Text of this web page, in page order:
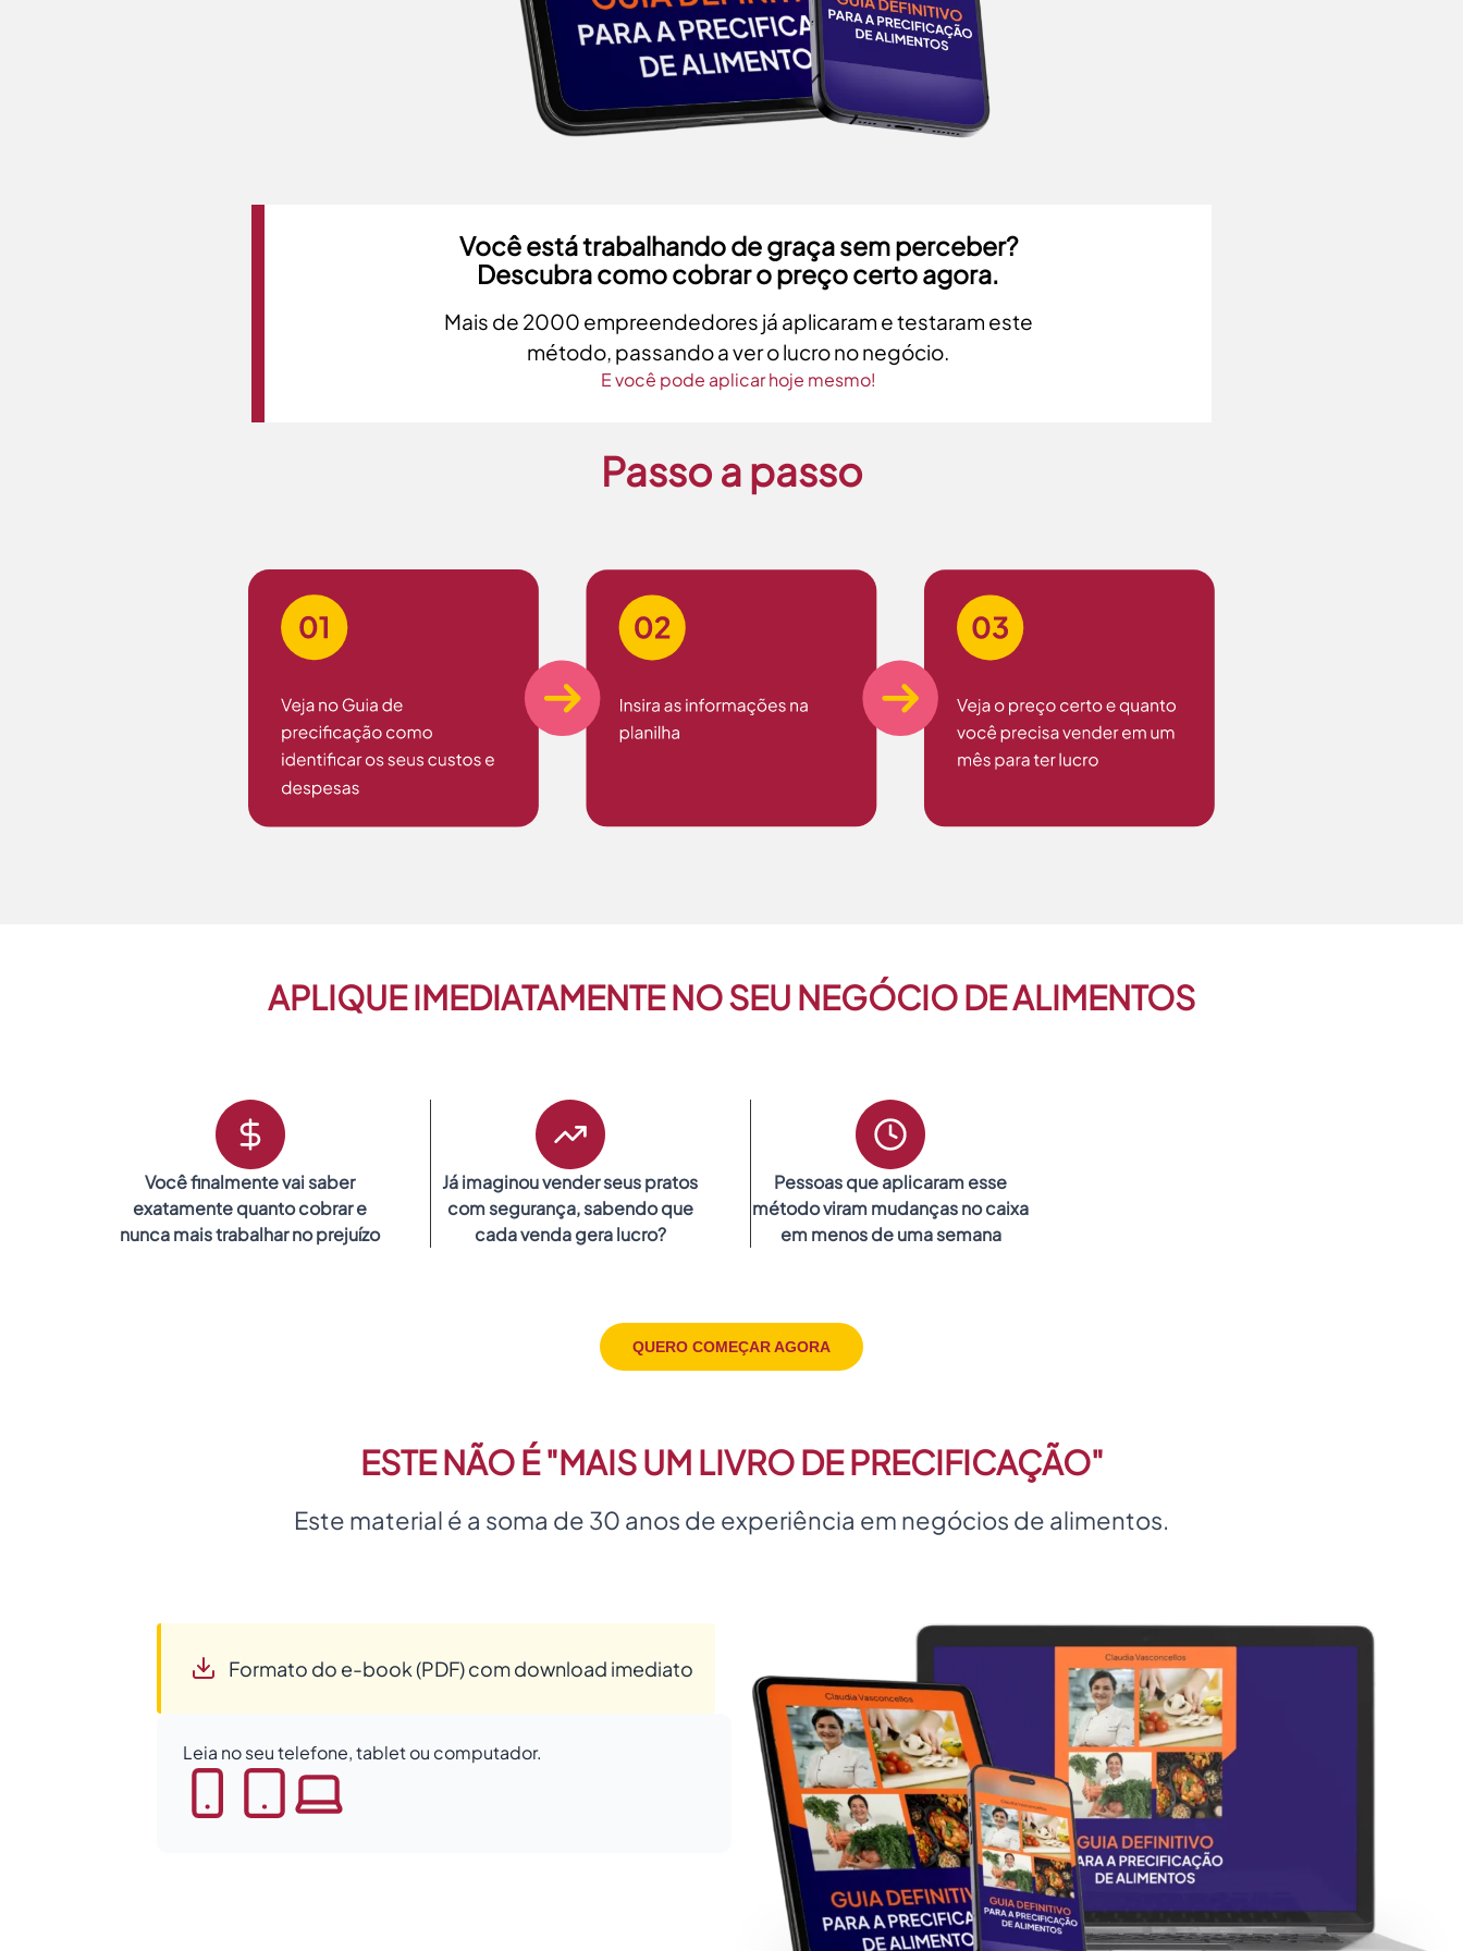
Você está trabalhando de graça sem perceber?
Descubra como cobrar o preço certo agora.
Mais de 2000 empreendedores já aplicaram e testaram este
método, passando a ver o lucro no negócio.
E você pode aplicar hoje mesmo!
Passo a passo
APLIQUE IMEDIATAMENTE NO SEU NEGÓCIO DE ALIMENTOS
Você finalmente vai saber
exatamente quanto cobrar e
nunca mais trabalhar no prejuízo
Já imaginou vender seus pratos
com segurança, sabendo que
cada venda gera lucro?
Pessoas que aplicaram esse
método viram mudanças no caixa
em menos de uma semana
QUERO COMEÇAR AGORA
ESTE NÃO É "MAIS UM LIVRO DE PRECIFICAÇÃO"
Este material é a soma de 30 anos de experiência em negócios de alimentos.
Formato do e-book (PDF) com download imediato
Leia no seu telefone, tablet ou computador.